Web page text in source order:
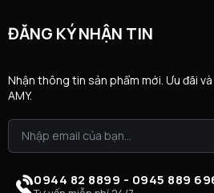
ĐĂNG KÝ NHẬN TIN
Nhận thông tin sản phẩm mới. Ưu đãi
AMY.
0944 82 8899 - 0945 889